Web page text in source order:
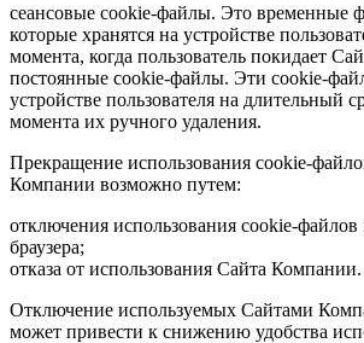
сеансовые cookie-файлы. Это временные
которые хранятся на устройстве
момента, когда пользователь покидает
постоянные cookie-файлы. Эти cookie-
устройстве пользователя на длительный
момента их ручного удаления.
Прекращение использования cookie-
Компании возможно путем:
отключения использования cookie-файлов
браузера;
отказа от использования Сайта Компании.
Отключение используемых Сайтами
может привести к снижению удобства